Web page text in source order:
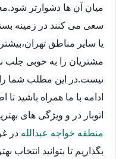
میان آن ها دشوارتر
سعی می کنند در زمینه
یا سایر مناطق
مشتریان را به خوبی جلب
نیست.در این مطلب شما را
ادامه با ما همراه باشید
اتوبار در و ویژگی های
منطقه خواجه عبدالله در
بگذاریم تا بتوانید انتخاب